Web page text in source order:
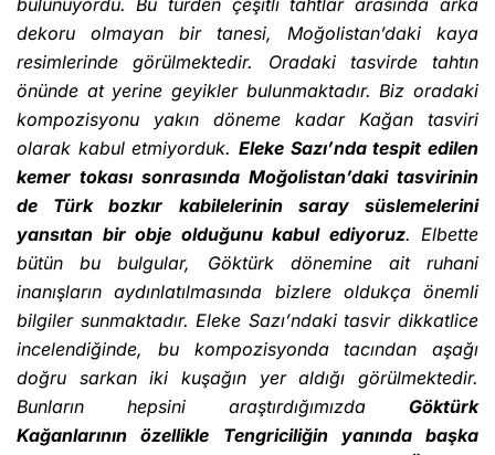
dekoru olmayan bir tanesi, Moğolistan’daki kaya
resimlerinde görülmektedir. Oradaki tasvirde tahtın
önünde at yerine geyikler bulunmaktadır. Biz oradaki
kompozisyonu yakın döneme kadar Kağan tasviri
olarak kabul etmiyorduk. Eleke Sazı’nda tespit edilen
kemer tokası sonrasında Moğolistan’daki tasvirinin
de Türk bozkır kabilelerinin saray süslemelerini
yansıtan bir obje olduğunu kabul ediyoruz. Elbette
bütün bu bulgular, Göktürk dönemine ait ruhani
inanışların aydınlatılmasında bizlere oldukça önemli
bilgiler sunmaktadır. Eleke Sazı’ndaki tasvir dikkatlice
incelendiğinde, bu kompozisyonda tacından aşağı
doğru sarkan iki kuşağın yer aldığı görülmektedir.
Bunların hepsini araştırdığımızda Göktürk
Kağanlarının özellikle Tengriciliğin yanında başka